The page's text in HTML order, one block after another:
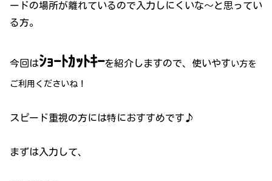
ードの場所が離れているので入力しにくいな～と思ってい
る方。
今回はｼｮｰﾄｶｯﾄｷｰを紹介しますので、使いやすい方を
ご利用くださいね！
スピード重視の方には特におすすめです♪
まずは入力して、